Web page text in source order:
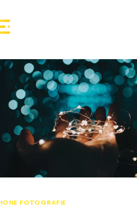
FOTOGRAFIE